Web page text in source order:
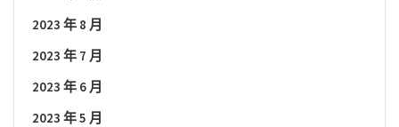
2023 年 8 月
2023 年 7 月
2023 年 6 月
2023 年 5 月